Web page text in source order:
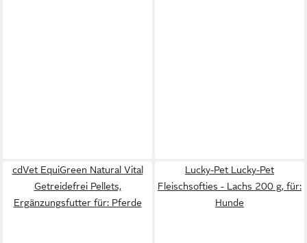
cdVet EquiGreen Natural Vital
Getreidefrei Pellets,
Ergänzungsfutter für: Pferde
Lucky-Pet Lucky-Pet
Fleischsofties - Lachs 200 g, für:
Hunde